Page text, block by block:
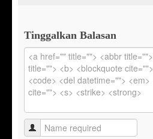
Tinggalkan Balasan